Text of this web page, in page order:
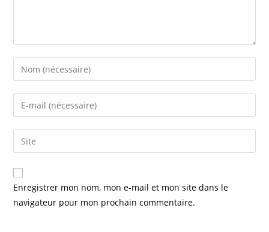
Enter
your
name
comment
Enter
your
email
address
comment
Saisir
l’URL
de
votre
(facultatif)
Enregistrer mon nom, mon e-mail et mon site dans le
navigateur pour mon prochain commentaire.